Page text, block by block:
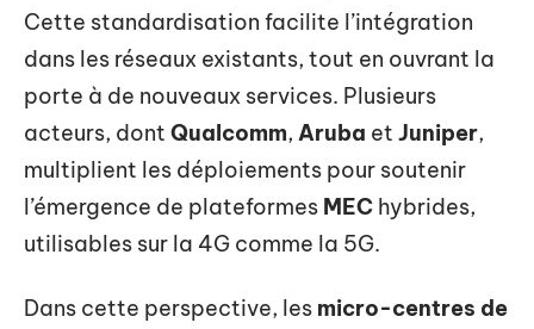
Cette standardisation facilite l’intégration
dans les réseaux existants, tout en ouvrant la
porte à de nouveaux services. Plusieurs
acteurs, dont Qualcomm, Aruba et Juniper,
multiplient les déploiements pour soutenir
l’émergence de plateformes MEC hybrides,
utilisables sur la 4G comme la 5G.
Dans cette perspective, les micro-centres de